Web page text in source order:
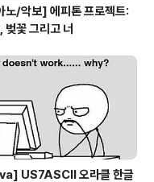
노/악보] 에피톤 프로젝트:
벚꽃 그리고 너
US7ASCII 오라클 한글